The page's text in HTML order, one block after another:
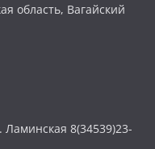
область, Вагайский
8(34539)23-